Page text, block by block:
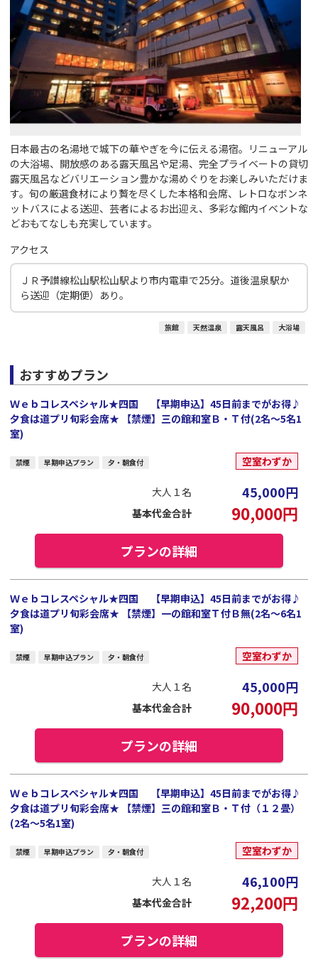
日本最古の名湯地で城下の華やぎを今に伝える湯宿。リニューアル
の大浴場、開放感のある露天風呂や足湯、完全プライベートの貸切
露天風呂などバリエーション豊かな湯めぐりをお楽しみいただけま
す。旬の厳選食材により贅を尽くした本格和会席、レトロなボンネ
ットバスによる送迎、芸者によるお出迎え、多彩な館内イベントな
どおもてなしも充実しています。
アクセス
ＪＲ予讃線松山駅松山駅より市内電車で25分。道後温泉駅か
ら送迎（定期便）あり。
旅館 天然温泉 露天風呂 大浴場
おすすめプラン
Ｗｅｂコレスペシャル★四国 【早期申込】45日前までがお得♪
夕食は道プリ旬彩会席★ 【禁煙】三の館和室Ｂ・Ｔ付(2名～5名1
室)
禁煙 早期申込プラン 夕・朝食付 空室わずか
大人１名 45,000円
基本代金合計 90,000円
プランの詳細
Ｗｅｂコレスペシャル★四国 【早期申込】45日前までがお得♪
夕食は道プリ旬彩会席★ 【禁煙】一の館和室Ｔ付Ｂ無(2名～6名1
室)
禁煙 早期申込プラン 夕・朝食付 空室わずか
大人１名 45,000円
基本代金合計 90,000円
プランの詳細
Ｗｅｂコレスペシャル★四国 【早期申込】45日前までがお得♪
夕食は道プリ旬彩会席★ 【禁煙】三の館和室Ｂ・Ｔ付（１２畳）
(2名～5名1室)
禁煙 早期申込プラン 夕・朝食付 空室わずか
大人１名 46,100円
基本代金合計 92,200円
プランの詳細